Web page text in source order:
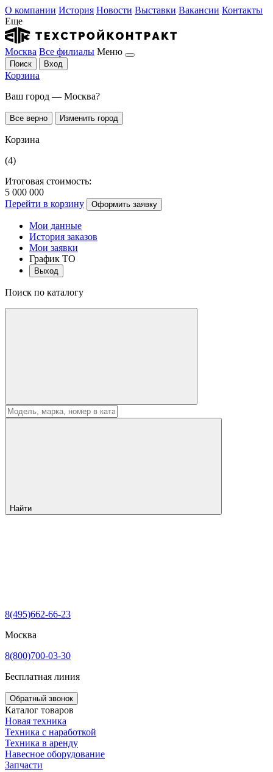
О компании История Новости Выставки Вакансии Контакты
Еще
Москва Все филиалы Меню
Поиск Вход
Корзина
Ваш город — Москва?
Все верно Изменить город
Корзина
(4)
Итоговая стоимость:
5 000 000
Перейти в корзину
Оформить заявку
Мои данные
История заказов
Мои заявки
График ТО
Выход
Поиск по каталогу
Найти
8(495)662-66-23
Москва
8(800)700-03-30
Бесплатная линия
Обратный звонок
Каталог товаров
Новая техника
Техника с наработкой
Техника в аренду
Навесное оборудование
Запчасти